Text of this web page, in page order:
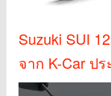
Suzuki SUI
จาก K-Car ป